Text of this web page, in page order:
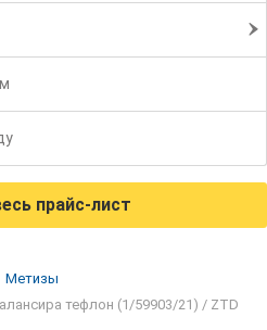
прайс-лист
Метизы
тефлон (1/59903/21) / ZTD